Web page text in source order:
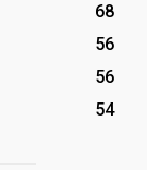
68
56
56
54